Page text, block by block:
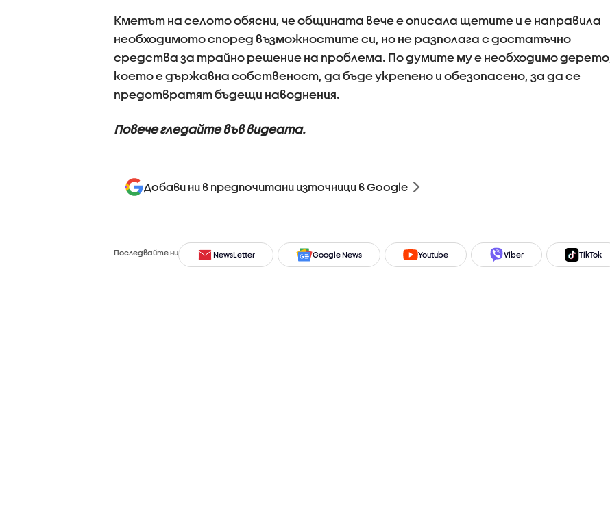
Кметът на селото обясни, че общината вече е описала щетите и е направила
необходимото според възможностите си, но не разполага с достатъчно
средства за трайно решение на проблема. По думите му е необходимо дерето,
което е държавна собственост, да бъде укрепено и обезопасено, за да се
предотвратят бъдещи наводнения.
Повече гледайте във видеата.
Добави ни в предпочитани източници в Google
Последвайте ни NewsLetter Google News Youtube Viber TikTok